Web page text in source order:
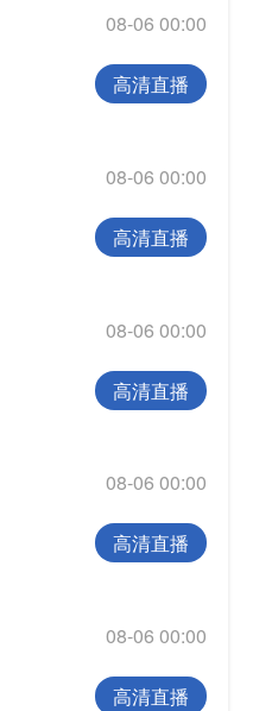
08-06 00:00
高清直播
08-06 00:00
高清直播
08-06 00:00
高清直播
08-06 00:00
高清直播
08-06 00:00
高清直播